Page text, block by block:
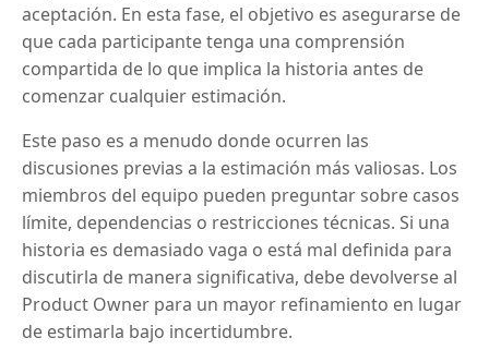
aceptación. En esta fase, el objetivo es asegurarse de
que cada participante tenga una comprensión
compartida de lo que implica la historia antes de
comenzar cualquier estimación.
Este paso es a menudo donde ocurren las
discusiones previas a la estimación más valiosas. Los
miembros del equipo pueden preguntar sobre casos
límite, dependencias o restricciones técnicas. Si una
historia es demasiado vaga o está mal definida para
discutirla de manera significativa, debe devolverse al
Product Owner para un mayor refinamiento en lugar
de estimarla bajo incertidumbre.